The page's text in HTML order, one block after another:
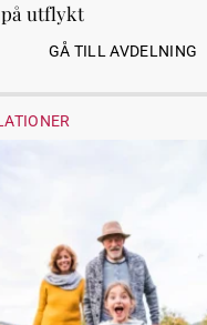
utflykt
GÅ TILL AVDELNING